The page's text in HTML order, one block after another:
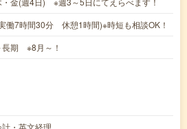
働7時間30分 休憩1時間)※時短も相談OK！
長期 ※8月～！
・英文経理